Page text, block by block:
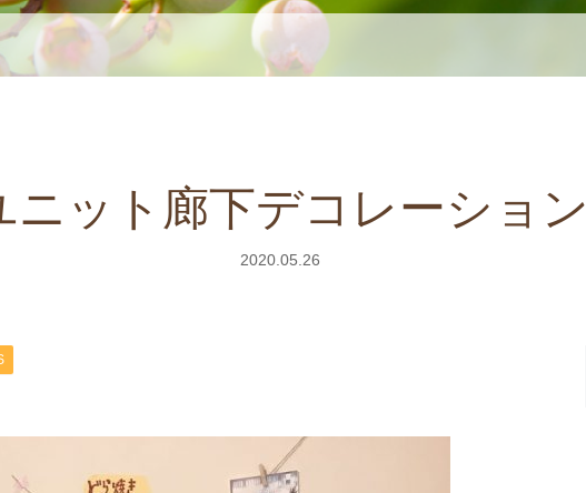
ニット廊下デコレーション
2020.05.26